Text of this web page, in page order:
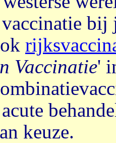
Vaccinatie'
keuze.